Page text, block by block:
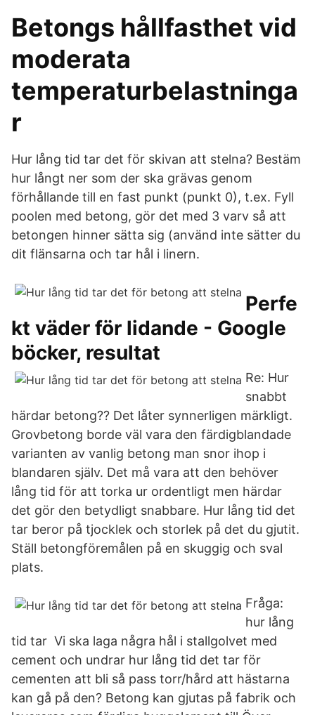
Betongs hållfasthet vid
moderata
temperaturbelastninga
r
Hur lång tid tar det för skivan att stelna? Bestäm
hur långt ner som der ska grävas genom
förhållande till en fast punkt (punkt 0), t.ex. Fyll
poolen med betong, gör det med 3 varv så att
betongen hinner sätta sig (använd inte sätter du
dit flänsarna och tar hål i linern.
Perfe
kt väder för lidande - Google
böcker, resultat
Re: Hur
snabbt
härdar betong?? Det låter synnerligen märkligt.
Grovbetong borde väl vara den färdigblandade
varianten av vanlig betong man snor ihop i
blandaren själv. Det må vara att den behöver
lång tid för att torka ur ordentligt men härdar
det gör den betydligt snabbare. Hur lång tid det
tar beror på tjocklek och storlek på det du gjutit.
Ställ betongföremålen på en skuggig och sval
plats.
Fråga:
hur lång
tid tar Vi ska laga några hål i stallgolvet med
cement och undrar hur lång tid det tar för
cementen att bli så pass torr/hård att hästarna
kan gå på den? Betong kan gjutas på fabrik och